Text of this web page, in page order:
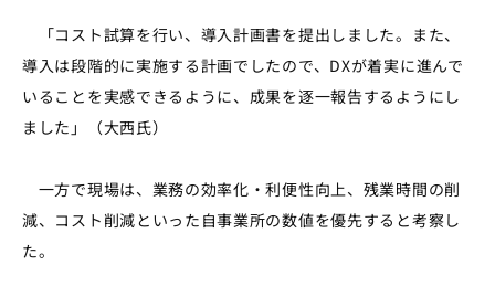
「コスト試算を行い、導入計画書を提出しました。また、
導入は段階的に実施する計画でしたので、 DXが着実に進んで
いることを実感できるように、成果を逐一報告するようにし
ました」（大西氏）
一方で現場は、業務の効率化・利便性向上、残業時間の削
減、コスト削減といった自事業所の数値を優先すると考察し
た。